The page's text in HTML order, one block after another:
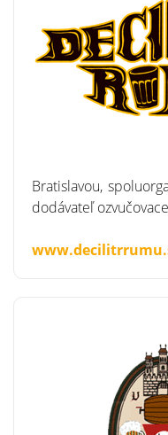
Bratislavou,
dodávateľ